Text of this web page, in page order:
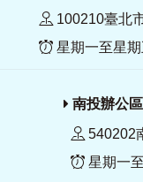
100210臺北
星期一至星
南投辦公區
540202
星期一